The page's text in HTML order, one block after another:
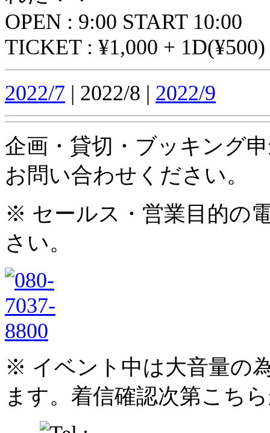
OPEN : 9:00 START 10:00
TICKET : ¥1,000 + 1D(¥500)
2022/7 | 2022/8 | 2022/9
企画・貸切・ブッキング
お問い合わせください。
※ セールス・営業目的の
さい。
※ イベント中は大音量の
ます。着信確認次第こち